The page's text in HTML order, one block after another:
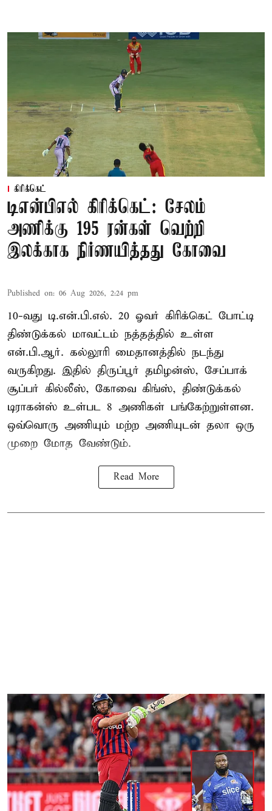
கிரிக்கெட்
டிஎன்பிஎல் கிரிக்கெட்: சேலம்
அணிக்கு 195 ரன்கள் வெற்றி
இலக்காக நிர்ணயித்தது கோவை
Published on: 06 Aug 2026, 2:24 pm
10-வது டி.என்.பி.எல். 20 ஓவர் கிரிக்கெட் போட்டி
திண்டுக்கல் மாவட்டம் நத்தத்தில் உள்ள
என்.பி.ஆர். கல்லூரி மைதானத்தில் நடந்து
வருகிறது. இதில் திருப்பூர் தமிழன்ஸ், சேப்பாக்
சூப்பர் கில்லீஸ், கோவை கிங்ஸ், திண்டுக்கல்
டிராகன்ஸ் உள்பட 8 அணிகள் பங்கேற்றுள்ளன.
ஒவ்வொரு அணியும் மற்ற அணியுடன் தலா ஒரு
முறை மோத வேண்டும்.
Read More